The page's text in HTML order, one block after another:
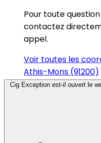
Pour toute
contactez
appel.
Voir toutes les
Athis-Mons (91200)
Cig Exception est-il ouvert le